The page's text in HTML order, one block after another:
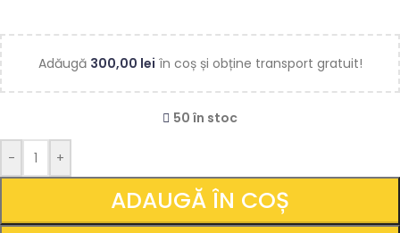
Adăugă 300,00 lei în coș și obține transport gratuit!
50 în stoc
- +
ADAUGĂ ÎN COȘ